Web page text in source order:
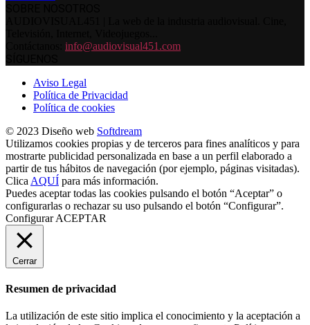
info@audiovisual451.com
Aviso Legal
Política de Privacidad
Política de cookies
© 2023 Diseño web Softdream
Utilizamos cookies propias y de terceros para fines analíticos y para
mostrarte publicidad personalizada en base a un perfil elaborado a
partir de tus hábitos de navegación (por ejemplo, páginas visitadas).
Clica AQUÍ para más información.
Puedes aceptar todas las cookies pulsando el botón “Aceptar” o
configurarlas o rechazar su uso pulsando el botón “Configurar”.
Configurar ACEPTAR
Cerrar
Resumen de privacidad
La utilización de este sitio implica el conocimiento y la aceptación a